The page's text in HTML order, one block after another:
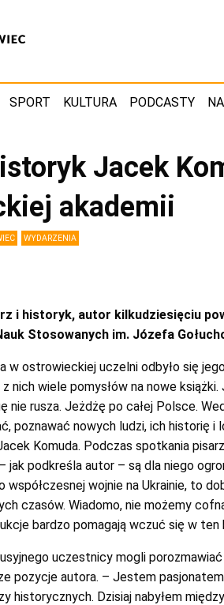
SPORT KULTURA PODCASTY
Jacek
akademii
WYDARZENIA
i historyk, autor kilkudziesięciu
Stosowanych im. Józefa
w ostrowieckiej uczelni odbyło się
nich wiele pomysłów na nowe
nie rusza. Jeżdżę po całej Polsce.
poznawać nowych ludzi, ich historię i
Komuda. Podczas spotkania
jak podkreśla autor – są dla niego
wojnie na Ukrainie, to
czasów. Wiadomo, nie możemy
bardzo pomagają wczuć się w ten
uczestnicy mogli
pozycje autora. – Jestem
historycznych. Dzisiaj nabyłem